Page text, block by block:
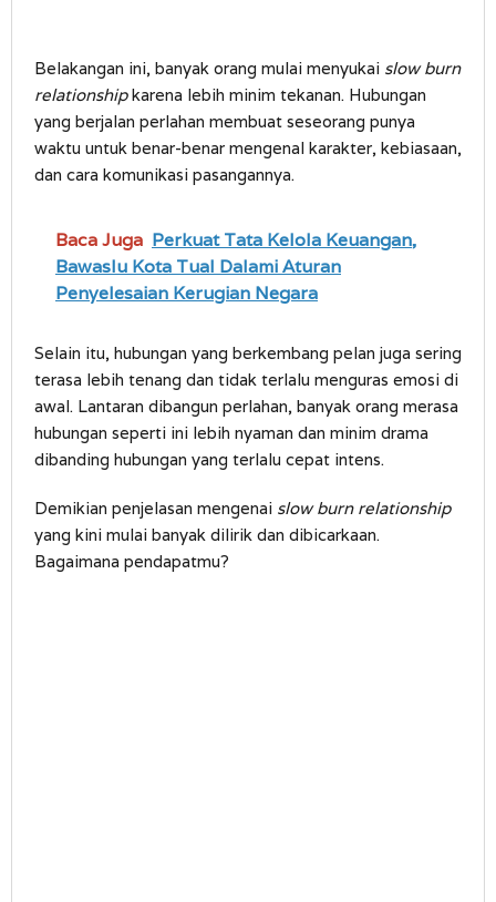
Belakangan ini, banyak orang mulai menyukai slow burn
relationshipkarena lebih minim tekanan. Hubungan
yang berjalan perlahan membuat seseorang punya
waktu untuk benar-benar mengenal karakter, kebiasaan,
dan cara komunikasi pasangannya.
Baca Juga Perkuat Tata Kelola Keuangan,
Bawaslu Kota Tual Dalami Aturan
Penyelesaian Kerugian Negara
Selain itu, hubungan yang berkembang pelan juga sering
terasa lebih tenang dan tidak terlalu menguras emosi di
awal. Lantaran dibangun perlahan, banyak orang merasa
hubungan seperti ini lebih nyaman dan minim drama
dibanding hubungan yang terlalu cepat intens.
Demikian penjelasan mengenai slow burn relationship
yang kini mulai banyak dilirik dan dibicarkaan.
Bagaimana pendapatmu?